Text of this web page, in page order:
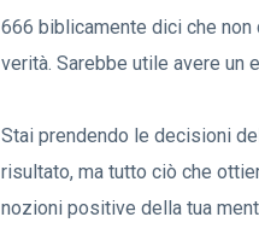
666 biblicamente dici che
verità. Sarebbe utile avere
Stai prendendo le decisioni
risultato, ma tutto ciò che
nozioni positive della tua